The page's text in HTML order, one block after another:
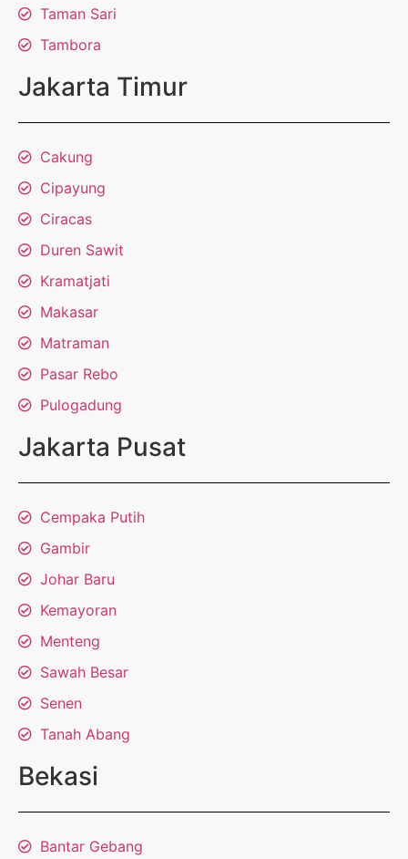
Taman Sari
Tambora
Jakarta Timur
Cakung
Cipayung
Ciracas
Duren Sawit
Kramatjati
Makasar
Matraman
Pasar Rebo
Pulogadung
Jakarta Pusat
Cempaka Putih
Gambir
Johar Baru
Kemayoran
Menteng
Sawah Besar
Senen
Tanah Abang
Bekasi
Bantar Gebang